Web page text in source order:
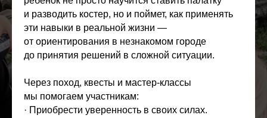
и разводить костер, но и поймет, как применять
эти навыки в реальной жизни —
от ориентирования в незнакомом городе
до принятия решений в сложной ситуации.
Через поход, квесты и мастер-классы
мы помогаем участникам:
· Приобрести уверенность в своих силах.